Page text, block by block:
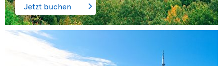
Jetzt buchen